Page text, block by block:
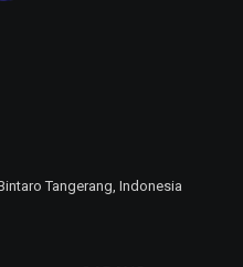
Tangerang, Indonesia